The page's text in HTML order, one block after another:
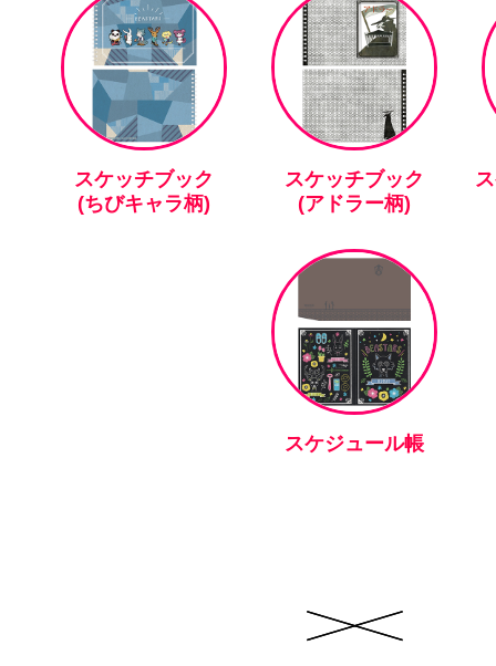
スケッチブック
(ちびキャラ柄)
スケッチブック
(アドラー柄)
スケジュール帳